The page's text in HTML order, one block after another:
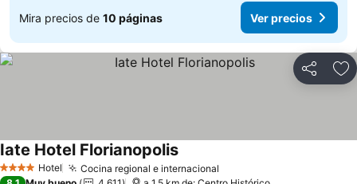
Mira precios de 10 páginas Ver precios
Compartir
4 EstrellasHotel Cocina regional e internacional
Iate Hotel FlorianopolisVer precios